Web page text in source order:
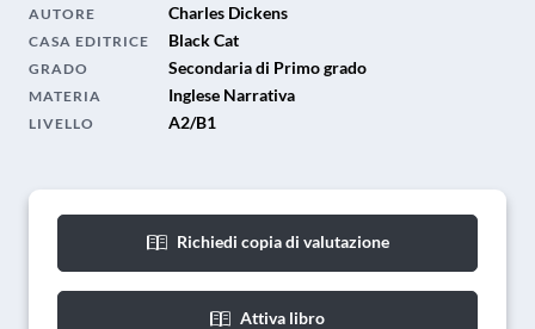
AUTORE Charles Dickens
CASA EDITRICE Black Cat
GRADO Secondaria di Primo grado
MATERIA Inglese Narrativa
LIVELLO A2/B1
Richiedi copia di valutazione
Attiva libro